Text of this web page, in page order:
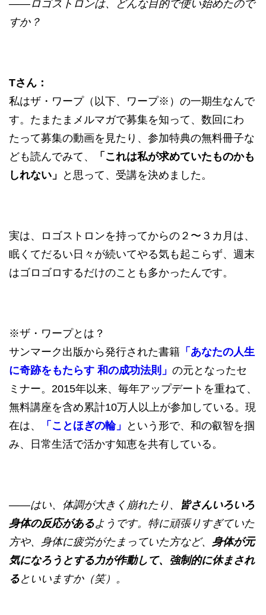
——ロゴストロンは、どんな目的で使い始めたので
すか？
Tさん：
私はザ・ワープ（以下、ワープ※）の一期生なんで
す。たまたまメルマガで募集を知って、数回にわ
たって募集の動画を見たり、参加特典の無料冊子な
ども読んでみて、
「これは私が求めていたものかも
しれない」
と思って、受講を決めました。
実は、ロゴストロンを持ってからの２〜３カ月は、
眠くてだるい日々が続いてやる気も起こらず、週末
はゴロゴロするだけのことも多かったんです。
※ザ・ワープとは？
サンマーク出版から発行された書籍 「あなたの人生
に奇跡をもたらす 和の成功法則」 の元となったセ
ミナー。2015年以来、毎年アップデートを重ねて、
無料講座を含め累計10万人以上が参加している。現
在は、
「ことほぎの輪」
という形で、和の叡智を掴
み、日常生活で活かす知恵を共有している。
——はい、体調が大きく崩れたり、
皆さんいろいろ
身体の反応があるようです。特に頑張りすぎていた
方や、身体に疲労がたまっていた方など、 身体が元
気になろうとする力が作動して、強制的に休まされ
るといいますか（笑）。